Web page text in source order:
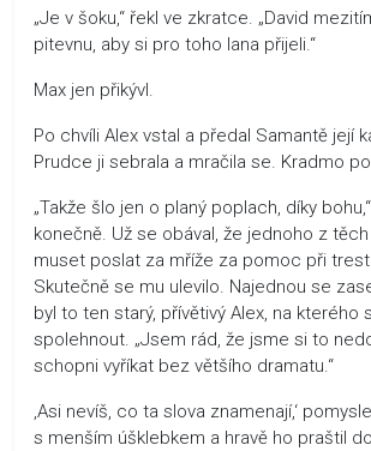
„Je v šoku,“ řekl ve zkratce. „David
pitevnu, aby si pro toho Iana přijeli.“
Max jen přikývl.
Po chvíli Alex vstal a předal Samantě její
Prudce ji sebrala a mračila se. Kradmo
„Takže šlo jen o planý poplach, díky
konečně. Už se obával, že jednoho z
muset poslat za mříže za pomoc při
Skutečně se mu ulevilo. Najednou se
byl to ten starý, přívětivý Alex, na kterého
spolehnout. „Jsem rád, že jsme si to
schopni vyříkat bez většího dramatu.“
‚Asi nevíš, co ta slova znamenají,‘
s menším úšklebkem a hravě ho praštil